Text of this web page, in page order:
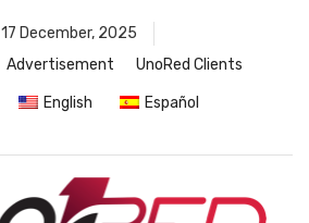
17 December, 2025
Advertisement UnoRed Clients
English Español